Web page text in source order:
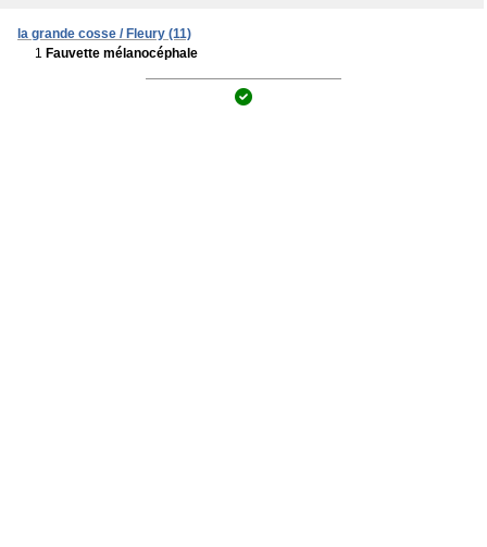
la grande cosse / Fleury (11)
1 Fauvette mélanocéphale